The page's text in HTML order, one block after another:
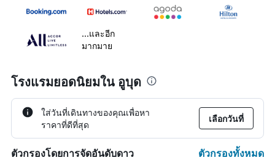
...และอีก
มากมาย
โรงแรมยอดนิยมใน อูบุด
ใส่วันที่เดินทางของคุณเพื่อหา
ราคาที่ดีที่สุด
เลือกวันที่
ตัวกรองโดยการจัดอันดับดาว ตัวกรองทั้งหมด